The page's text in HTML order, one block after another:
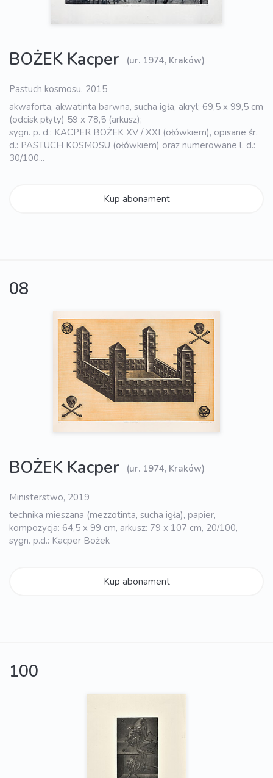
BOŻEK Kacper (ur. 1974, Kraków)
Pastuch kosmosu, 2015
akwaforta, akwatinta barwna, sucha igła, akryl; 69,5 x 99,5 cm
(odcisk płyty) 59 x 78,5 (arkusz);
sygn. p. d.: KACPER BOŻEK XV / XXI (ołówkiem), opisane śr.
d.: PASTUCH KOSMOSU (ołówkiem) oraz numerowane l. d.:
30/100...
Kup abonament
08
BOŻEK Kacper (ur. 1974, Kraków)
Ministerstwo, 2019
technika mieszana (mezzotinta, sucha igła), papier,
kompozycja: 64,5 x 99 cm, arkusz: 79 x 107 cm, 20/100,
sygn. p.d.: Kacper Bożek
Kup abonament
100